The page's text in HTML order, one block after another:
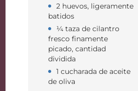
2 huevos, ligeramente
batidos
¼ taza de cilantro
fresco finamente
picado, cantidad
dividida
1 cucharada de aceite
de oliva